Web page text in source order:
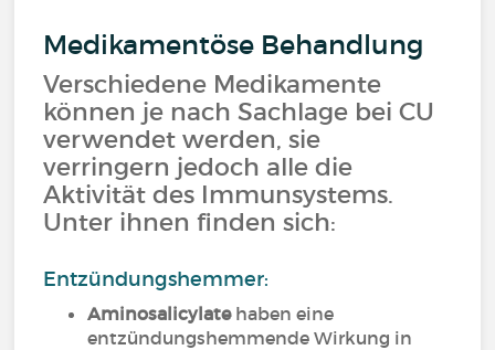
Medikamentöse Behandlung
Verschiedene Medikamente
können je nach Sachlage bei CU
verwendet werden, sie
verringern jedoch alle die
Aktivität des Immunsystems.
Unter ihnen finden sich:
Entzündungshemmer:
Aminosalicylatehaben eine
entzündungshemmende Wirkung in